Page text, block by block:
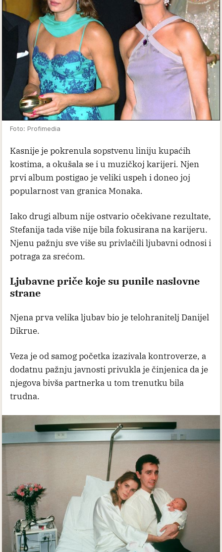
Foto: Profimedia
Kasnije je pokrenula sopstvenu liniju kupaćih
kostima, a okušala se i u muzičkoj karijeri. Njen
prvi album postigao je veliki uspeh i doneo joj
popularnost van granica Monaka.
Iako drugi album nije ostvario očekivane rezultate,
Stefanija tada više nije bila fokusirana na karijeru.
Njenu pažnju sve više su privlačili ljubavni odnosi i
potraga za srećom.
Ljubavne priče koje su punile naslovne
strane
Njena prva velika ljubav bio je telohranitelj Danijel
Dikrue.
Veza je od samog početka izazivala kontroverze, a
dodatnu pažnju javnosti privukla je činjenica da je
njegova bivša partnerka u tom trenutku bila
trudna.